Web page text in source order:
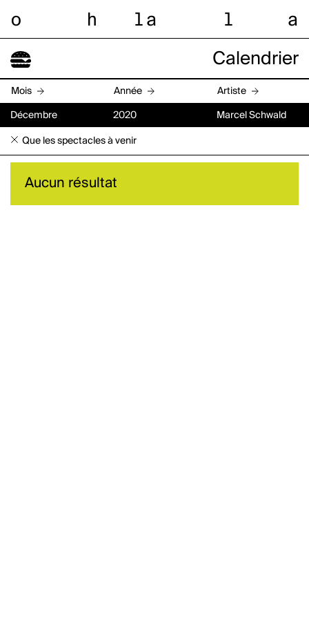
o h l a l a
Calendrier
Mois Année Artiste
Décembre 2020 Marcel Schwald
Que les spectacles à venir
Aucun résultat